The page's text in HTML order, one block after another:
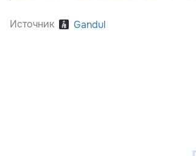
Источник Gandul